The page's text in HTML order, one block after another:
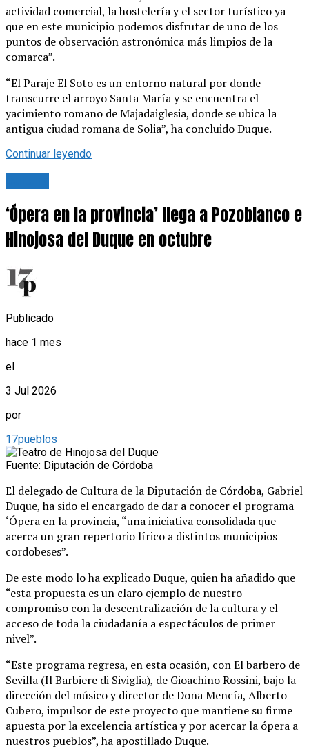
actividad comercial, la hostelería y el sector turístico ya
que en este municipio podemos disfrutar de uno de los
puntos de observación astronómica más limpios de la
comarca”.
“El Paraje El Soto es un entorno natural por donde
transcurre el arroyo Santa María y se encuentra el
yacimiento romano de Majadaiglesia, donde se ubica la
antigua ciudad romana de Solia”, ha concluido Duque.
Continuar leyendo
‘Ópera en la provincia’ llega a Pozoblanco e
Hinojosa del Duque en octubre
Publicado
hace 1 mes
el
3 Jul 2026
por
17pueblos
Fuente: Diputación de Córdoba
El delegado de Cultura de la Diputación de Córdoba, Gabriel
Duque, ha sido el encargado de dar a conocer el programa
‘Ópera en la provincia, “una iniciativa consolidada que
acerca un gran repertorio lírico a distintos municipios
cordobeses”.
De este modo lo ha explicado Duque, quien ha añadido que
“esta propuesta es un claro ejemplo de nuestro
compromiso con la descentralización de la cultura y el
acceso de toda la ciudadanía a espectáculos de primer
nivel”.
“Este programa regresa, en esta ocasión, con El barbero de
Sevilla (Il Barbiere di Siviglia), de Gioachino Rossini, bajo la
dirección del músico y director de Doña Mencía, Alberto
Cubero, impulsor de este proyecto que mantiene su firme
apuesta por la excelencia artística y por acercar la ópera a
nuestros pueblos”, ha apostillado Duque.